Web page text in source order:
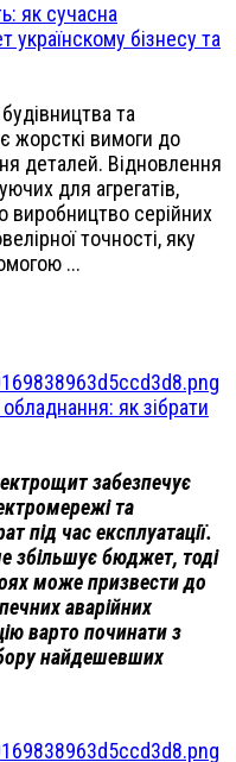
як сучасна
бізнесу та
та
жорсткі вимоги до
деталей. Відновлення
для агрегатів,
виробництво серійних
точності, яку
...
як зібрати
забезпечує
та
під час експлуатації.
збільшує бюджет, тоді
може призвести до
аварійних
варто починати з
найдешевших